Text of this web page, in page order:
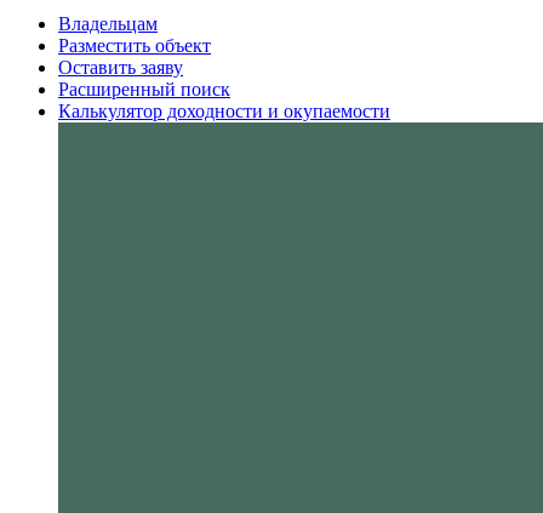
Владельцам
Разместить объект
Оставить заяву
Расширенный поиск
Калькулятор доходности и окупаемости